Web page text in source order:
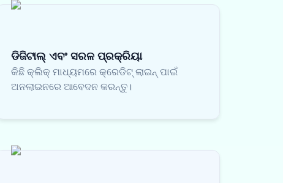
ଡିଜିଟାଲ୍ ଏବଂ ସରଳ ପ୍ରକ୍ରିୟା
କିଛି କ୍ଲିକ୍ ମାଧ୍ୟମରେ କ୍ରେଡିଟ୍ ଲାଇନ୍ ପାଇଁ
ଅନଲାଇନରେ ଆବେଦନ କରନ୍ତୁ।